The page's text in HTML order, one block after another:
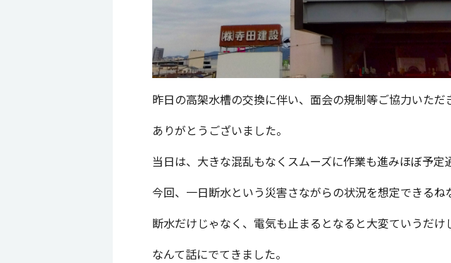
昨日の高架水槽の交換に伴い、面会の規制等ご協力いただ
ありがとうございました。
当日は、大きな混乱もなくスムーズに作業も進みほぼ予定
今回、一日断水という災害さながらの状況を想定できるね
断水だけじゃなく、電気も止まるとなると大変ていうだけ
なんて話にでてきました。